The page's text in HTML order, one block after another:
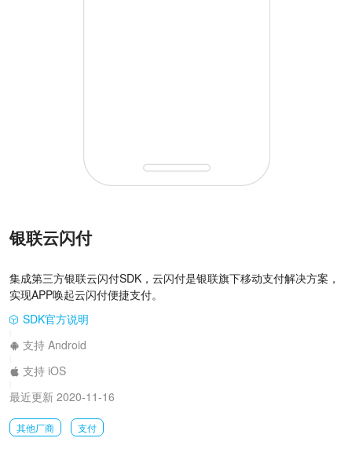
银联云闪付
集成第三方银联云闪付SDK，云闪付是银联旗下移动支付解决方案，
实现APP唤起云闪付便捷支付。
SDK官方说明
支持 Android
支持 iOS
最近更新 2020-11-16
其他厂商 支付